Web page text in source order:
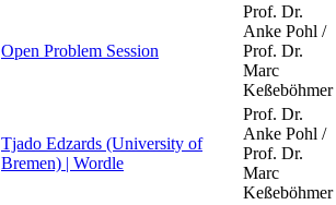
Open Problem Session
Prof. Dr.
Anke Pohl /
Prof. Dr.
Marc
Keßeböhmer
Tjado Edzards (University of
Bremen) | Wordle
Prof. Dr.
Anke Pohl /
Prof. Dr.
Marc
Keßeböhmer